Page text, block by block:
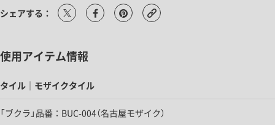
シェアする：
使用アイテム情報
タイル｜モザイクタイル
「ブクラ」品番：BUC-004（名古屋モザイク）